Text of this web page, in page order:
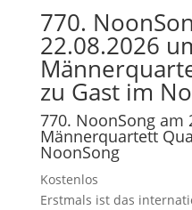
770.
22.08.2026
zu Gast im
770. NoonSong am
Männerquartett
NoonSong
Kostenlos
Erstmals ist das